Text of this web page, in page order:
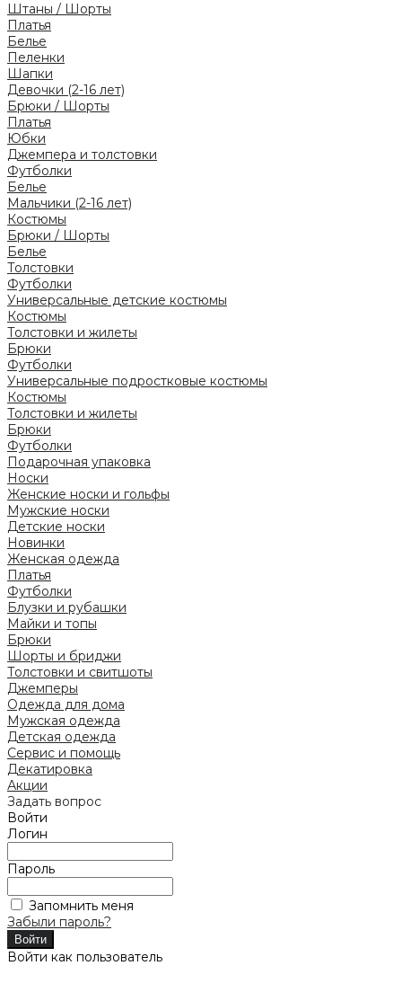
Штаны / Шорты
Платья
Белье
Пеленки
Шапки
Девочки (2-16 лет)
Брюки / Шорты
Платья
Юбки
Джемпера и толстовки
Футболки
Белье
Мальчики (2-16 лет)
Костюмы
Брюки / Шорты
Белье
Толстовки
Футболки
Универсальные детские костюмы
Костюмы
Толстовки и жилеты
Брюки
Футболки
Универсальные подростковые костюмы
Костюмы
Толстовки и жилеты
Брюки
Футболки
Подарочная упаковка
Носки
Женские носки и гольфы
Мужские носки
Детские носки
Новинки
Женская одежда
Платья
Футболки
Блузки и рубашки
Майки и топы
Брюки
Шорты и бриджи
Толстовки и свитшоты
Джемперы
Одежда для дома
Мужская одежда
Детская одежда
Сервис и помощь
Декатировка
Акции
Задать вопрос
Войти
Логин
Пароль
Запомнить меня
Забыли пароль?
Войти как пользователь